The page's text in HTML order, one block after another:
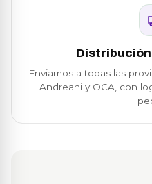
Distribución
Enviamos a todas las
Andreani y OCA, con